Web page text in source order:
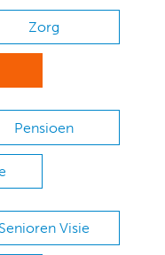
Zorg
Pensioen
Senioren Visie